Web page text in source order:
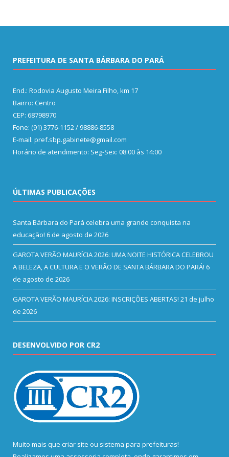
PREFEITURA DE SANTA BÁRBARA DO PARÁ
End.: Rodovia Augusto Meira Filho, km 17
Bairro: Centro
CEP: 68798970
Fone: (91) 3776-1152 / 98886-8558
E-mail: pref.sbp.gabinete@gmail.com
Horário de atendimento: Seg-Sex: 08:00 às 14:00
ÚLTIMAS PUBLICAÇÕES
Santa Bárbara do Pará celebra uma grande conquista na
educação! 6 de agosto de 2026
GAROTA VERÃO MAURÍCIA 2026: UMA NOITE HISTÓRICA CELEBROU
A BELEZA, A CULTURA E O VERÃO DE SANTA BÁRBARA DO PARÁ! 6
de agosto de 2026
GAROTA VERÃO MAURÍCIA 2026: INSCRIÇÕES ABERTAS! 21 de julho
de 2026
DESENVOLVIDO POR CR2
Muito mais que criar site ou sistema para prefeituras!